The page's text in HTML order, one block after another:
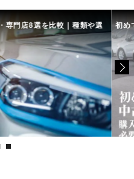
専門店8選を比較｜種類や選 初め